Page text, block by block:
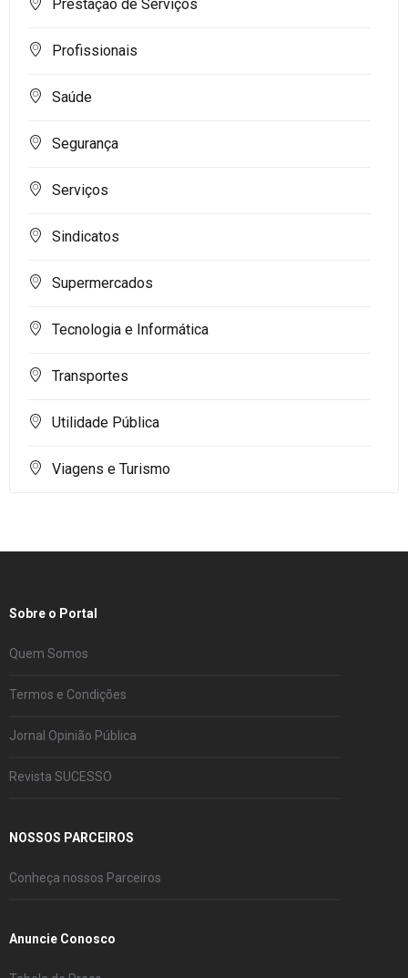
Prestação de Serviços
Profissionais
Saúde
Segurança
Serviços
Sindicatos
Supermercados
Tecnologia e Informática
Transportes
Utilidade Pública
Viagens e Turismo
Sobre o Portal
Quem Somos
Termos e Condições
Jornal Opinião Pública
Revista SUCESSO
NOSSOS PARCEIROS
Conheça nossos Parceiros
Anuncie Conosco